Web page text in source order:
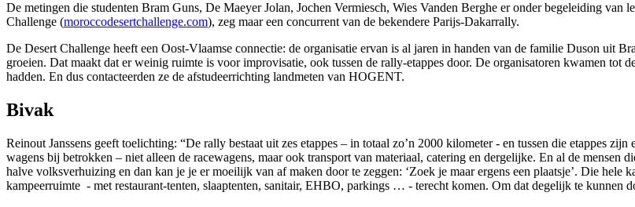
De metingen die studenten Bram Guns, De Maeyer Jolan, Jochen Vermiesch, Wies Vanden Berghe er onder begeleiding van
Challenge (moroccodesertchallenge.com), zeg maar een concurrent van de bekendere Parijs-Dakarrally.
De Desert Challenge heeft een Oost-Vlaamse connectie: de organisatie ervan is al jaren in handen van de familie Duson uit
groeien. Dat maakt dat er weinig ruimte is voor improvisatie, ook tussen de rally-etappes door. De organisatoren kwamen tot
hadden. En dus contacteerden ze de afstudeerrichting landmeten van HOGENT.
Bivak
Reinout Janssens geeft toelichting: “De rally bestaat uit zes etappes – in totaal zo’n 2000 kilometer - en tussen die etappes
wagens bij betrokken – niet alleen de racewagens, maar ook transport van materiaal, catering en dergelijke. En al de mensen
halve volksverhuizing en dan kan je je er moeilijk van af maken door te zeggen: ‘Zoek je maar ergens een plaatsje’. Die
kampeerruimte - met restaurant-tenten, slaaptenten, sanitair, EHBO, parkings … - terecht komen. Om dat degelijk te kunnen